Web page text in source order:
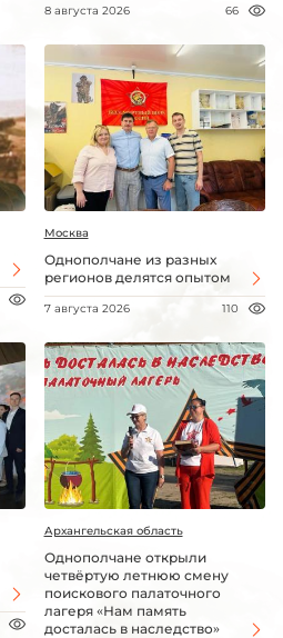
8 августа 2026 66
Москва
Однополчане из разных
регионов делятся опытом
7 августа 2026 110
Архангельская область
Однополчане открыли
четвёртую летнюю смену
поискового палаточного
лагеря «Нам память
досталась в наследство»